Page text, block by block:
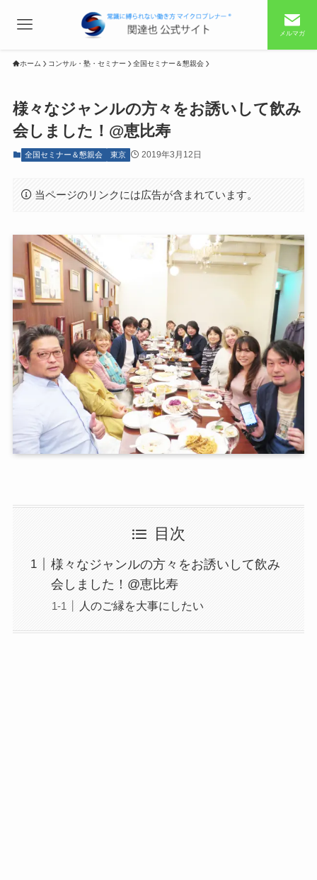
メルマガ
ホーム コンサル・塾・セミナー 全国セミナー＆懇親会
様々なジャンルの方々をお誘いして飲み
会しました！@恵比寿
全国セミナー＆懇親会 東京 2019年3月12日
当ページのリンクには広告が含まれています。
目次
様々なジャンルの方々をお誘いして飲み
会しました！@恵比寿
人のご縁を大事にしたい